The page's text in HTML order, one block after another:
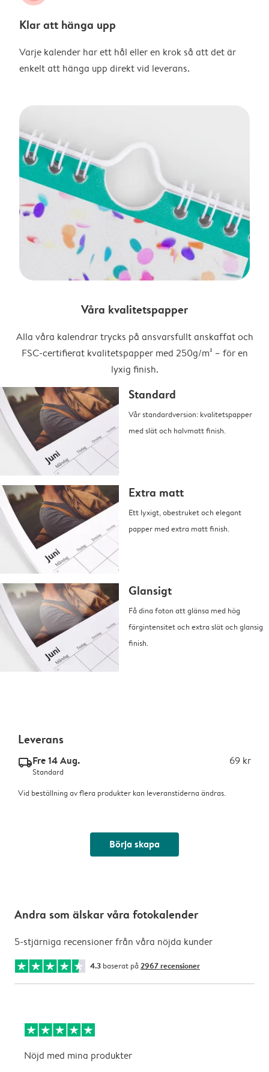
Klar att hänga upp
Varje kalender har ett hål eller en krok så att det är
enkelt att hänga upp direkt vid leverans.
Våra kvalitetspapper
Alla våra kalendrar trycks på ansvarsfullt anskaffat och
FSC-certifierat kvalitetspapper med 250g/m² – för en
lyxig finish.
Standard
Vår standardversion: kvalitetspapper
med slät och halvmatt finish.
Extra matt
Ett lyxigt, obestruket och elegant
papper med extra matt finish.
Glansigt
Få dina foton att glänsa med hög
färgintensitet och extra slät och glansig
finish.
Leverans
delivery_standard_v2Fre 14 Aug. 69 kr
Standard
Vid beställning av flera produkter kan leveranstiderna ändras.
Börja skapa
Andra som älskar våra fotokalender
5-stjärniga recensioner från våra nöjda kunder
4.3 baserat på 2967 recensioner
Nöjd med mina produkter